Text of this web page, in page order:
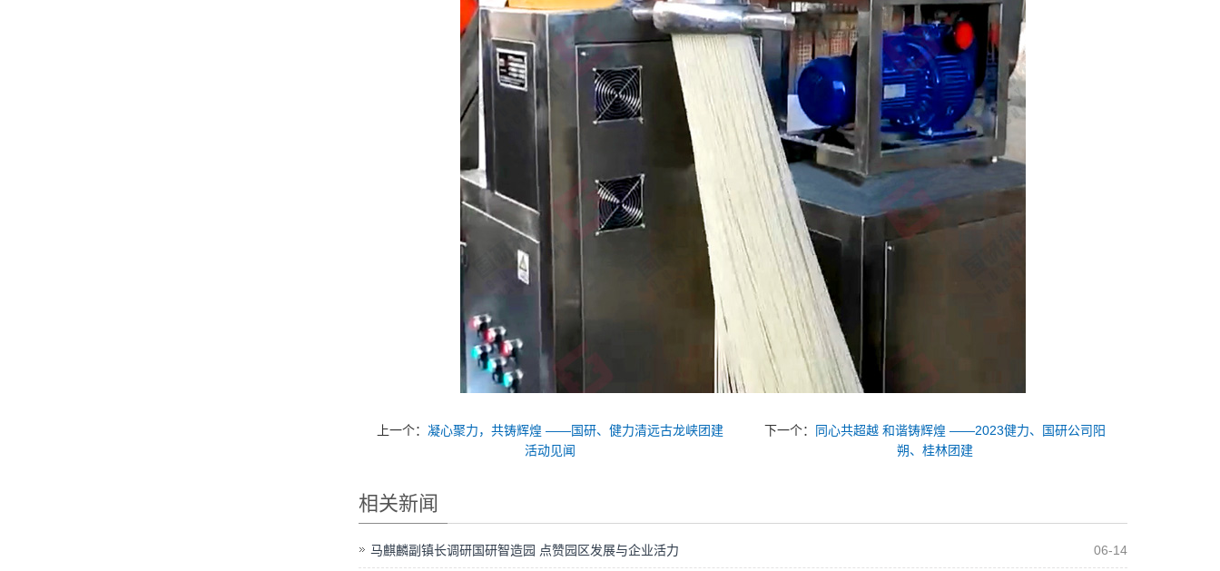
上一个： 凝心聚力，共铸辉煌 ——国研、健力清远古龙峡团建
活动见闻
下一个：
同心共超越 和谐铸辉煌 ——2023健力、国研公司阳
朔、桂林团建
相关新闻
马麒麟副镇长调研国研智造园 点赞园区发展与企业活力 06-14